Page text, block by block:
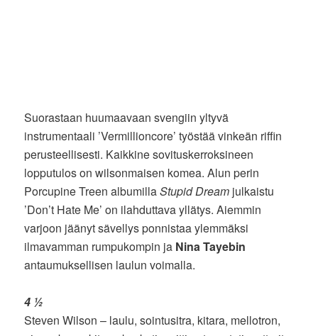
Suorastaan huumaavaan svengiin yltyvä
instrumentaali ’Vermillioncore’ työstää vinkeän riffin
perusteellisesti. Kaikkine sovituskerroksineen
lopputulos on wilsonmaisen komea. Alun perin
Porcupine Treen albumillaStupid Dream julkaistu
’Don’t Hate Me’ on ilahduttava yllätys. Aiemmin
varjoon jäänyt sävellys ponnistaa ylemmäksi
ilmavamman rumpukompin ja Nina Tayebin
antaumuksellisen laulun voimalla.
4 ½
Steven Wilson – laulu, sointusitra, kitara, mellotron,